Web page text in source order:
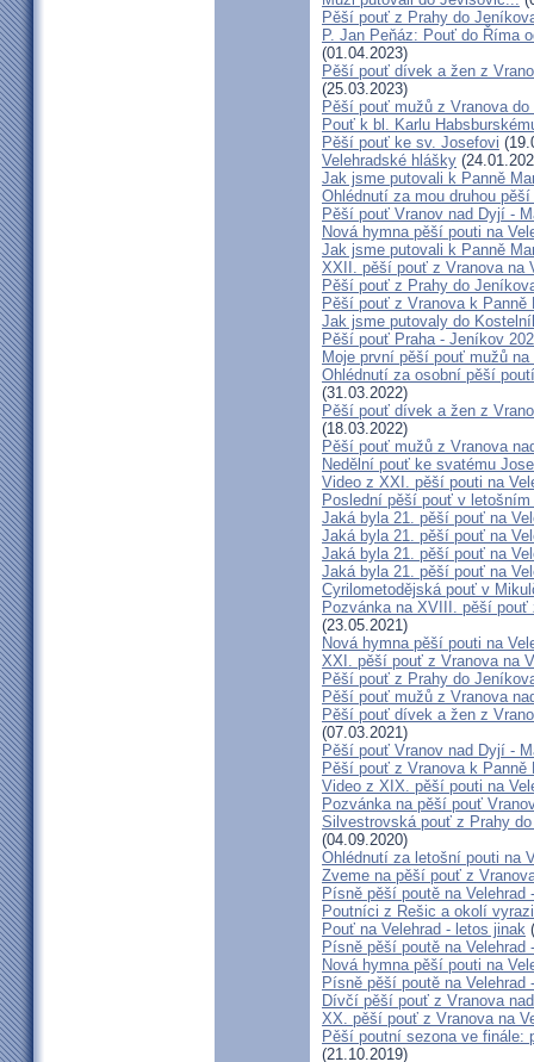
Pěší pouť z Prahy do
P. Jan Peňáz: Pouť do Říma
(01.04.2023)
Pěší pouť dívek a žen z
(25.03.2023)
Pěší pouť mužů z Vranova
Pouť k bl. Karlu
Pěší pouť ke sv. Josefovi
Velehradské hlášky
Jak jsme putovali k Panně
Ohlédnutí za mou druhou
Pěší pouť Vranov nad Dyjí -
Nová hymna pěší pouti na
Jak jsme putovali k Panně
XXII. pěší pouť z Vranova na
Pěší pouť z Prahy do
Pěší pouť z Vranova k Panně
Jak jsme putovaly do
Pěší pouť Praha - Jeníkov
Moje první pěší pouť mužů
Ohlédnutí za osobní pěší
(31.03.2022)
Pěší pouť dívek a žen z
(18.03.2022)
Pěší pouť mužů z Vranova
Nedělní pouť ke svatému
Video z XXI. pěší pouti na
Poslední pěší pouť v
Jaká byla 21. pěší pouť na
Jaká byla 21. pěší pouť na
Jaká byla 21. pěší pouť na
Jaká byla 21. pěší pouť na
Cyrilometodějská pouť v
Pozvánka na XVIII. pěší
(23.05.2021)
Nová hymna pěší pouti na
XXI. pěší pouť z Vranova na
Pěší pouť z Prahy do
Pěší pouť mužů z Vranova
Pěší pouť dívek a žen z
(07.03.2021)
Pěší pouť Vranov nad Dyjí -
Pěší pouť z Vranova k Panně
Video z XIX. pěší pouti na
Pozvánka na pěší pouť
Silvestrovská pouť z Prahy
(04.09.2020)
Ohlédnutí za letošní pouti na
Zveme na pěší pouť z
Písně pěší poutě na
Poutníci z Rešic a okolí
Pouť na Velehrad - letos jinak
Písně pěší poutě na Velehrad
Nová hymna pěší pouti na
Písně pěší poutě na Velehrad
Dívčí pěší pouť z Vranova
XX. pěší pouť z Vranova na
Pěší poutní sezona ve finále:
(21.10.2019)